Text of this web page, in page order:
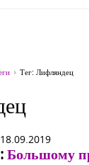
Тег: Лифляндец
Большому